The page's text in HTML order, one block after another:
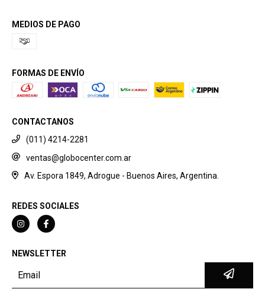
MEDIOS DE PAGO
FORMAS DE ENVÍO
CONTACTANOS
(011) 4214-2281
ventas@globocenter.com.ar
Av. Espora 1849, Adrogue - Buenos Aires, Argentina.
REDES SOCIALES
NEWSLETTER